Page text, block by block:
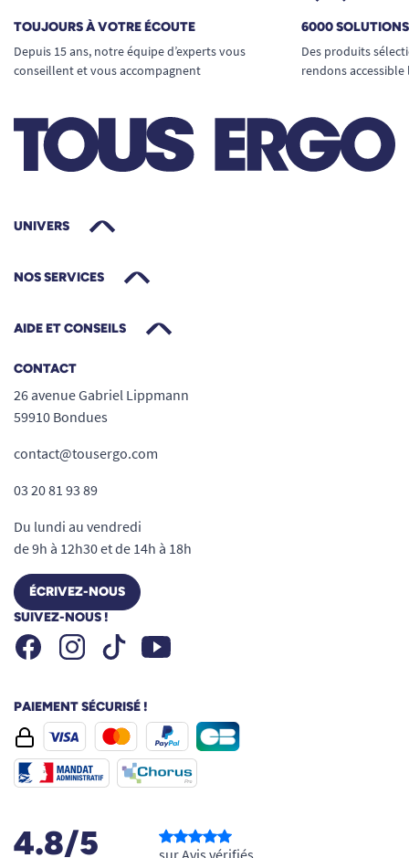
TOUJOURS À VOTRE ÉCOUTE
Depuis 15 ans, notre équipe d’experts vous
conseillent et vous accompagnent
6000
Des produits
rendons
UNIVERS
NOS SERVICES
AIDE ET CONSEILS
CONTACT
26 avenue Gabriel Lippmann
59910 Bondues
contact@tousergo.com
03 20 81 93 89
Du lundi au vendredi
de 9h à 12h30 et de 14h à 18h
ÉCRIVEZ-NOUS
SUIVEZ-NOUS !
FacebookInstagramTiktok Youtube
PAIEMENT SÉCURISÉ !
4.8/5